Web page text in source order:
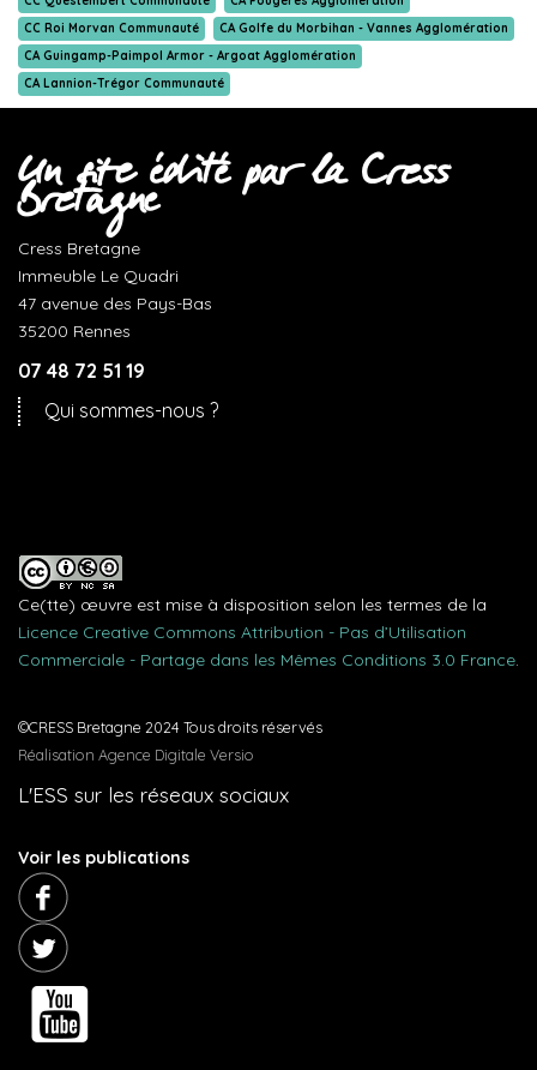
CC Roi Morvan Communauté
CA Golfe du Morbihan - Vannes Agglomération
CA Guingamp-Paimpol Armor - Argoat Agglomération
CA Lannion-Trégor Communauté
Un site édité par la Cress
Bretagne
Cress Bretagne
Immeuble Le Quadri
47 avenue des Pays-Bas
35200 Rennes
07 48 72 51 19
Qui sommes-nous ?
Ce(tte) œuvre est mise à disposition selon les termes de la
Licence Creative Commons Attribution - Pas d’Utilisation
Commerciale - Partage dans les Mêmes Conditions 3.0 France.
©CRESS Bretagne 2024 Tous droits réservés
Réalisation Agence Digitale Versio
L'ESS sur les réseaux sociaux
Voir les publications